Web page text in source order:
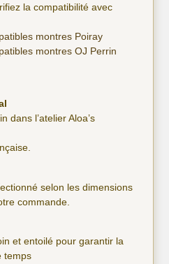
la compatibilité avec
montres Poiray
montres OJ Perrin
dans l’atelier Aloa’s
selon les dimensions
commande.
et entoilé pour garantir la
temps